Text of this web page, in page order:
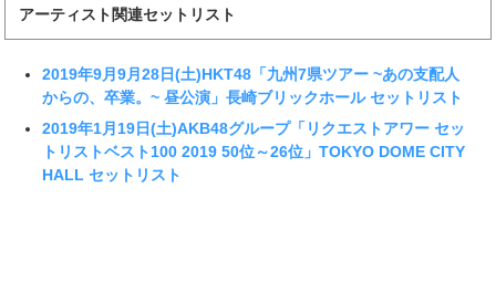
アーティスト関連セットリスト
2019年9月9月28日(土)HKT48「九州7県ツアー ~あの支配人
からの、卒業。~ 昼公演」長崎ブリックホール セットリスト
2019年1月19日(土)AKB48グループ「リクエストアワー セッ
トリストベスト100 2019 50位～26位」TOKYO DOME CITY
HALL セットリスト